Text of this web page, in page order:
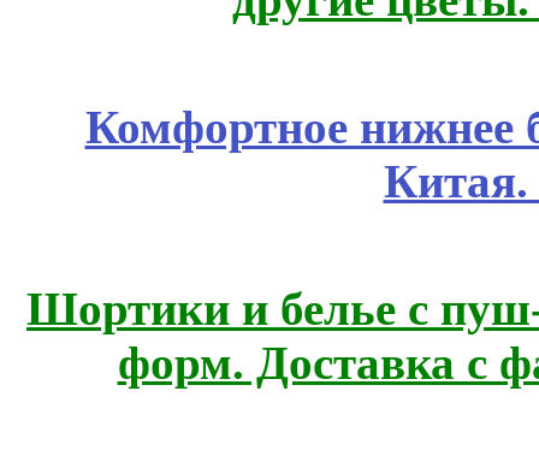
Комфортное нижнее
Шортики и белье с
форм. Доставка с